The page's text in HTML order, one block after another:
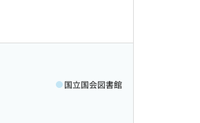
国立国会図書館